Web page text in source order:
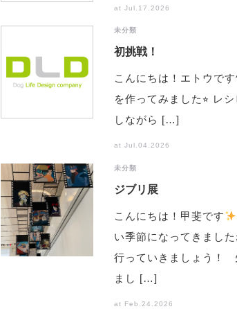
at Jul.17.2026
未分類
初挑戦！
こんにちは！エトウ
を作ってみました⭐︎ レ
しながら […]
at Jul.04.2026
未分類
ジブリ展
こんにちは！甲斐です
い季節になってきまし
行っていきましょう！
まし […]
at Feb.24.2026